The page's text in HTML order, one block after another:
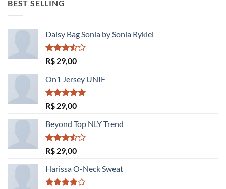
BEST SELLING
Daisy Bag Sonia by Sonia Rykiel
Avaliação
3.50
de
5
R$ 29,00
On1 Jersey UNIF
Avaliação
5.00
de 5
R$ 29,00
Beyond Top NLY Trend
Avaliação
3.50
de
5
R$ 29,00
Harissa O-Neck Sweat